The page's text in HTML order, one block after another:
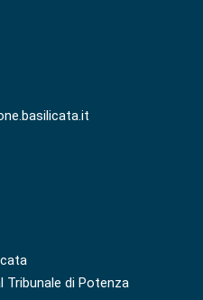
Tribunale di Potenza